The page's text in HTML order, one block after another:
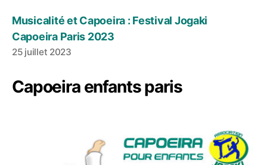
Musicalité et Capoeira : Festival Jogaki
Capoeira Paris 2023
25 juillet 2023
Capoeira enfants paris